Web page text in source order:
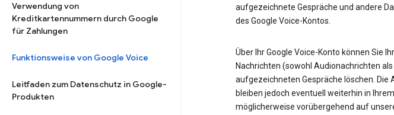
Verwendung von
Kreditkartennummern durch Google
für Zahlungen
Funktionsweise von Google Voice
Leitfaden zum Datenschutz in Google-
Produkten
aufgezeichnete Gespräche und andere
des Google Voice-Kontos.
Über Ihr Google Voice-Konto können Sie
Nachrichten (sowohl Audionachrichten
aufgezeichneten Gespräche löschen.
bleiben jedoch eventuell weiterhin in
möglicherweise vorübergehend auf